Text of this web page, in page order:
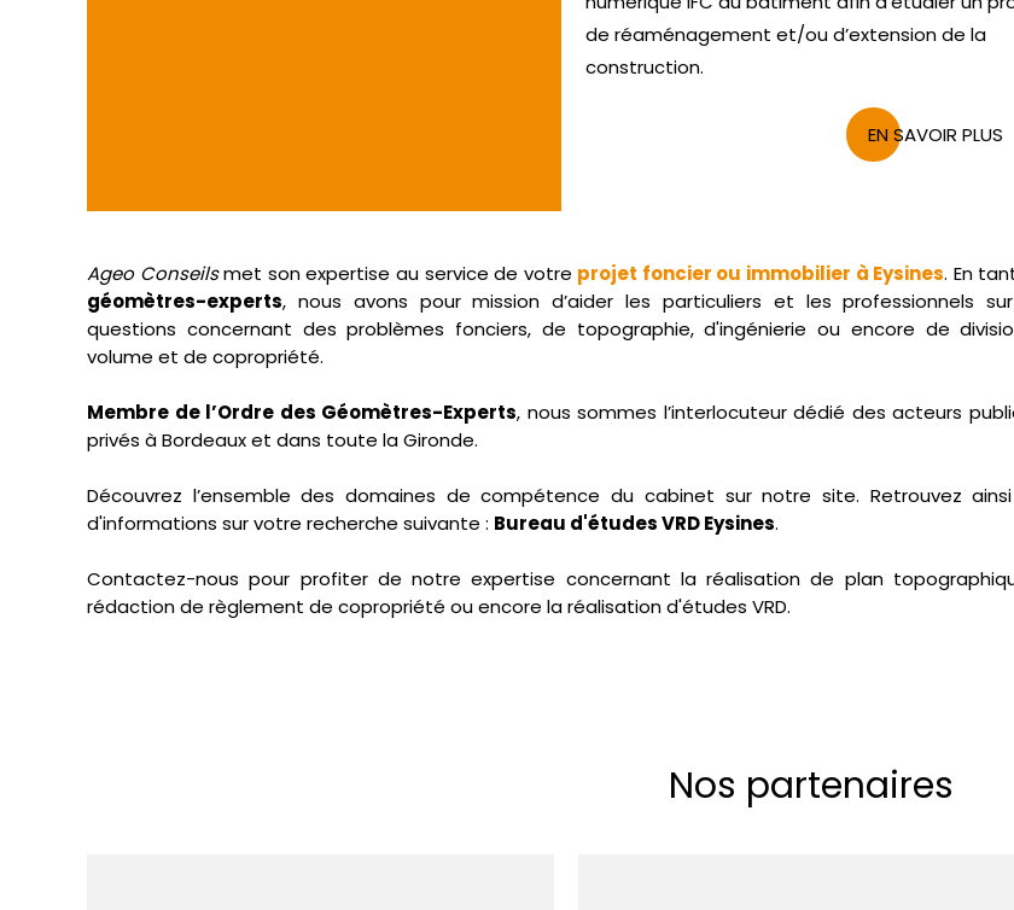
de réaménagement et/ou d’extension de la
construction.
EN SAVOIR PLUS
Ageo Conseilsmet son expertise au service de votre projet foncier ou immobilier à Eysines. En
géomètres-experts, nous avons pour mission d’aider les particuliers et les professionnels
questions concernant des problèmes fonciers, de topographie, d'ingénierie ou encore de
volume et de copropriété.
Membre de l’Ordre des Géomètres-Experts, nous sommes l’interlocuteur dédié des acteurs
privés à Bordeaux et dans toute la Gironde.
Découvrez l’ensemble des domaines de compétence du cabinet sur notre site. Retrouvez
d'informations sur votre recherche suivante : Bureau d'études VRD Eysines.
Contactez-nous pour profiter de notre expertise concernant la réalisation de plan
rédaction de règlement de copropriété ou encore la réalisation d'études VRD.
Nos partenaires